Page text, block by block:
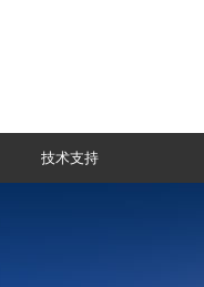
技术支持